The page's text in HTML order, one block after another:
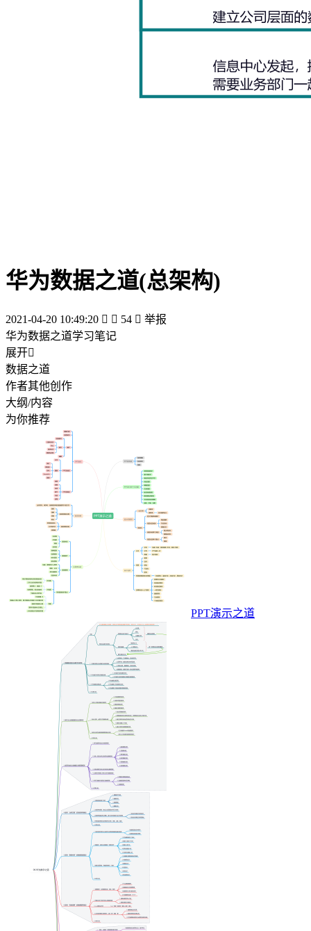
华为数据之道(总架构)
2021-04-20 10:49:20   54  举报
华为数据之道学习笔记
展开
数据之道
作者其他创作
大纲/内容
为你推荐
PPT演示之道